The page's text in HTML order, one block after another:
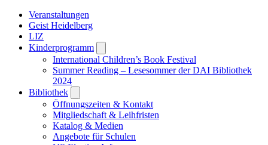
Veranstaltungen
Geist Heidelberg
LIZ
Kinderprogramm
submenu
International Children’s Book Festival
Summer Reading – Lesesommer der DAI Bibliothek
2024
Bibliothek
submenu
Öffnungszeiten & Kontakt
Mitgliedschaft & Leihfristen
Katalog & Medien
Angebote für Schulen